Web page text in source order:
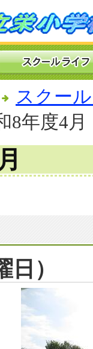
スクー
8年度4月
）